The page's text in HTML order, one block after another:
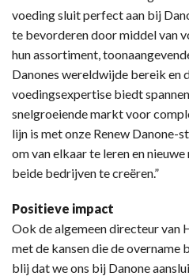
voeding sluit perfect aan bij
te bevorderen door middel van
hun assortiment,
Danones wereldwijde bereik en
voedingsexpertise biedt
snelgroeiende markt voor
lijn is met onze Renew Danone-
om van elkaar te leren en
beide bedrijven te creëren.”
Positieve impact
Ook de algemeen directeur van
met de kansen die de overname
blij dat we ons bij Danone